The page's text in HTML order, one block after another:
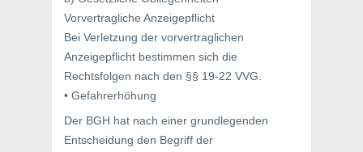
Vorvertragliche Anzeigepflicht
Bei Verletzung der vorvertraglichen
Anzeigepflicht bestimmen sich die
Rechtsfolgen nach den §§ 19-22 VVG.
• Gefahrerhöhung
Der BGH hat nach einer grundlegenden
Entscheidung den Begriff der